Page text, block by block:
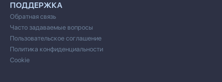
ПОДДЕРЖКА
Обратная связь
Часто задаваемые вопросы
Пользовательское соглашение
Политика конфиденциальности
Cookie